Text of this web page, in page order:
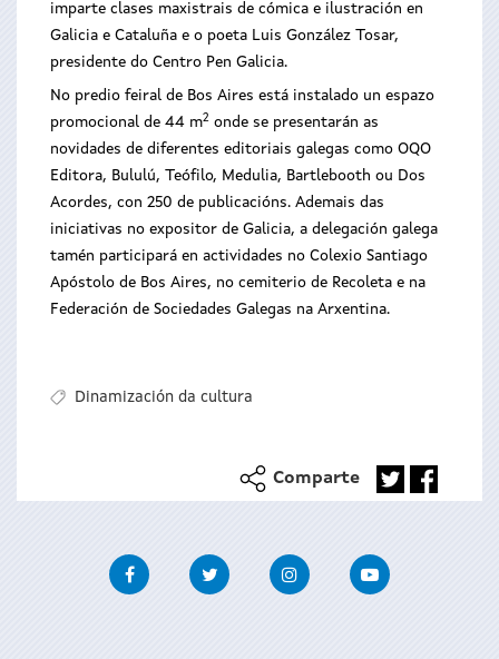
imparte clases maxistrais de cómica e ilustración en
Galicia e Cataluña e o poeta Luis González Tosar,
presidente do Centro Pen Galicia.
No predio feiral de Bos Aires está instalado un espazo
promocional de 44 m2 onde se presentarán as
novidades de diferentes editoriais galegas como OQO
Editora, Bululú, Teófilo, Medulia, Bartlebooth ou Dos
Acordes, con 250 de publicacións. Ademais das
iniciativas no expositor de Galicia, a delegación galega
tamén participará en actividades no Colexio Santiago
Apóstolo de Bos Aires, no cemiterio de Recoleta e na
Federación de Sociedades Galegas na Arxentina.
Dinamización da cultura
Comparte
FacebookTwitter InstagramYoutube